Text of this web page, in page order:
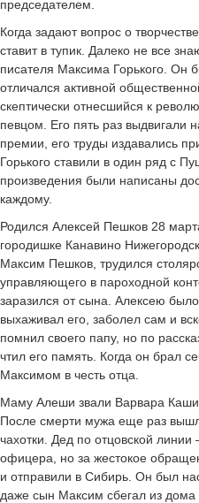
председателем.
Когда задают вопрос о
ставит в тупик. Далеко не все
писателя Максима Горького. Он
отличался активной
скептически отнесшийся к
певцом. Его пять раз выдвигали
премии, его труды издавались
Горького ставили в один ряд с
произведения были написаны
каждому.
Родился Алексей Пешков 28
городишке Канавино
Максим Пешков, трудился
управляющего в пароходной
заразился от сына. Алексею
выхаживал его, заболел сам и
помнил своего папу, но по
чтил его память. Когда он брал
Максимом в честь отца.
Маму Алеши звали Варвара
После смерти мужа еще раз
чахотки. Дед по отцовской
офицера, но за жестокое
и отправили в Сибирь. Он был
даже сын Максим сбегал из